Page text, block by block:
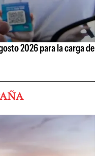
2026 para la carga de